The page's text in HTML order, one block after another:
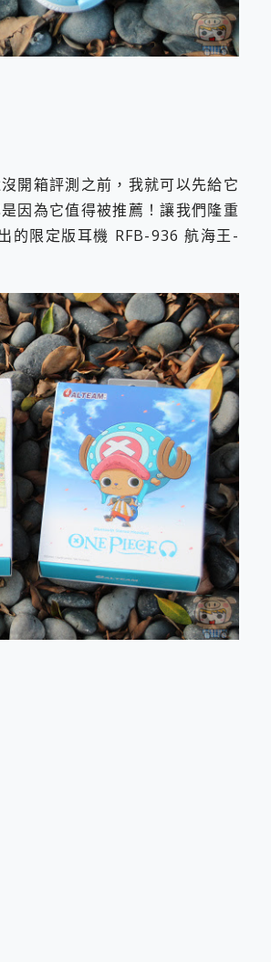
Fest 五折優惠嗨翻天！支援 iOS/Android
能滿足全場景拍攝需求？
的AI 秘書已上線 每月免費送你 300分
・創作儲存方案登場，趕快來AGI亞
M5 10000mAh 5合1 磁吸無線急速行動
源】 可靠的旅行夥伴！帶給您優異的安
MD272UPSW 27型」 4K IPS 輕薄
充電一起搞定 ONPRO MagReact™ M3
，無感配戴! 超穩超服貼，音質、通話
棚!
Neo分子篩洗脫烘 AI 滾筒洗衣機
Docking Station 掌機專屬擴充底座
劇院串流盒 開箱 評測
vivo X200 就是這麼好拍
除人聲 人聲 音樂分離 2024 消除人聲
魔物獵人 Now飛人 ios教學 不出門也
可以飛遍全世界
好充滿 CUKTECH 酷態科 300W 微型充
Data Recovery Wizard Free 18.0.0 業
Master 就是這麼簡單
蓋更遠更清晰、2日長續航、頂尖影音娛
像旗艦手機! 加碼小旗艦 Xiaomi 14 開箱
音質明亮溫潤，並支援雙設備連接~
Claw A1M-026TW 電競掌機
學鏡頭、攝影棚級柔光環、拍攝功能最
026TW 電競掌機 開箱 評測
架 O-ONE MAG 最會吸的行動電源 開箱
Ultra 光學長焦隨手拍，紀錄生活就是
，登錄在送飛利浦氣炸鍋
螢幕的耳機會是智商稅嗎?
開箱評測之前，我就可以先給它
因為它值得被推薦！讓我們隆重
的限定版耳機 RFB-936 航海王-